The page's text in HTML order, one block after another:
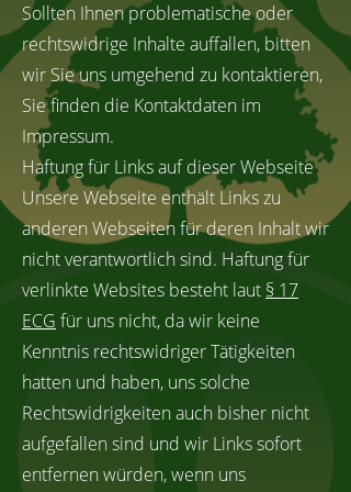
Sollten Ihnen problematische oder
rechtswidrige Inhalte auffallen, bitten
wir Sie uns umgehend zu kontaktieren,
Sie finden die Kontaktdaten im
Impressum.
Haftung für Links auf dieser Webseite
Unsere Webseite enthält Links zu
anderen Webseiten für deren Inhalt wir
nicht verantwortlich sind. Haftung für
verlinkte Websites besteht laut § 17
ECG für uns nicht, da wir keine
Kenntnis rechtswidriger Tätigkeiten
hatten und haben, uns solche
Rechtswidrigkeiten auch bisher nicht
aufgefallen sind und wir Links sofort
entfernen würden, wenn uns